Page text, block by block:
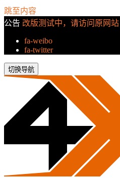
跳至内容
公告 改版测试中，请访问原网站
fa-weibo
fa-twitter
切换导航